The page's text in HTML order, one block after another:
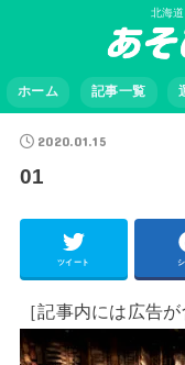
北海
ホーム 記事一覧
2020.01.15
01
ツイート
［記事内には広告